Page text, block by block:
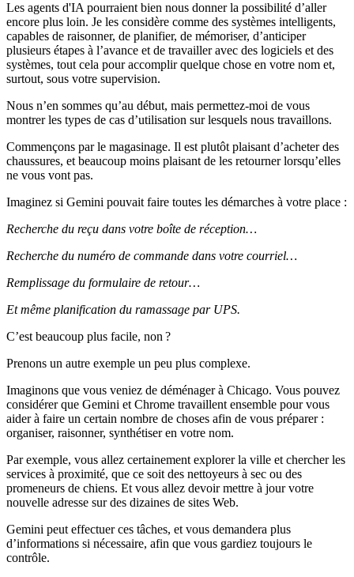
Les agents d'IA pourraient bien nous donner la possibilité d’aller
encore plus loin. Je les considère comme des systèmes intelligents,
capables de raisonner, de planifier, de mémoriser, d’anticiper
plusieurs étapes à l’avance et de travailler avec des logiciels et des
systèmes, tout cela pour accomplir quelque chose en votre nom et,
surtout, sous votre supervision.
Nous n’en sommes qu’au début, mais permettez-moi de vous
montrer les types de cas d’utilisation sur lesquels nous travaillons.
Commençons par le magasinage. Il est plutôt plaisant d’acheter des
chaussures, et beaucoup moins plaisant de les retourner lorsqu’elles
ne vous vont pas.
Imaginez si Gemini pouvait faire toutes les démarches à votre place :
Recherche du reçu dans votre boîte de réception…
Recherche du numéro de commande dans votre courriel…
Remplissage du formulaire de retour…
Et même planification du ramassage par UPS.
C’est beaucoup plus facile, non ?
Prenons un autre exemple un peu plus complexe.
Imaginons que vous veniez de déménager à Chicago. Vous pouvez
considérer que Gemini et Chrome travaillent ensemble pour vous
aider à faire un certain nombre de choses afin de vous préparer :
organiser, raisonner, synthétiser en votre nom.
Par exemple, vous allez certainement explorer la ville et chercher les
services à proximité, que ce soit des nettoyeurs à sec ou des
promeneurs de chiens. Et vous allez devoir mettre à jour votre
nouvelle adresse sur des dizaines de sites Web.
Gemini peut effectuer ces tâches, et vous demandera plus
d’informations si nécessaire, afin que vous gardiez toujours le
contrôle.